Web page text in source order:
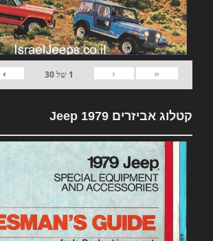
«
‹
1 של30
›
קטלוג אביזרים 1979 Jeep